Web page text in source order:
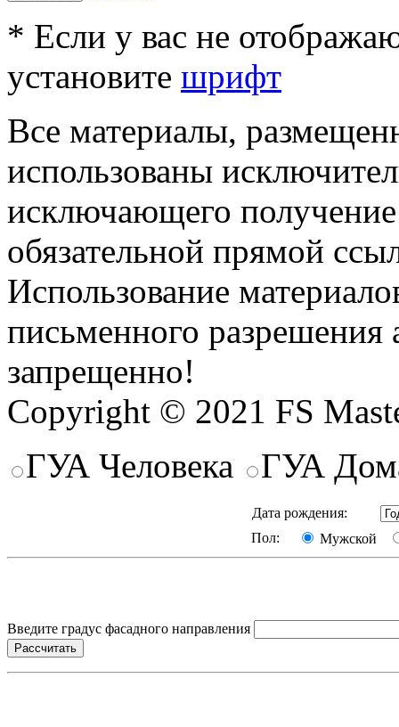
* Если у вас не
установите шрифт
Все материалы,
использованы
исключающего
обязательной прямой
Использование
письменного разрешения
запрещенно!
Copyright © 2021 FS
ГУА Человека
ГУА
Дата рождения:
Пол:
Мужской
Введите градус фасадного направления
Рассчитать